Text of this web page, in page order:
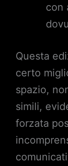
con
Questa
certo
spazio,
simili,
forzata